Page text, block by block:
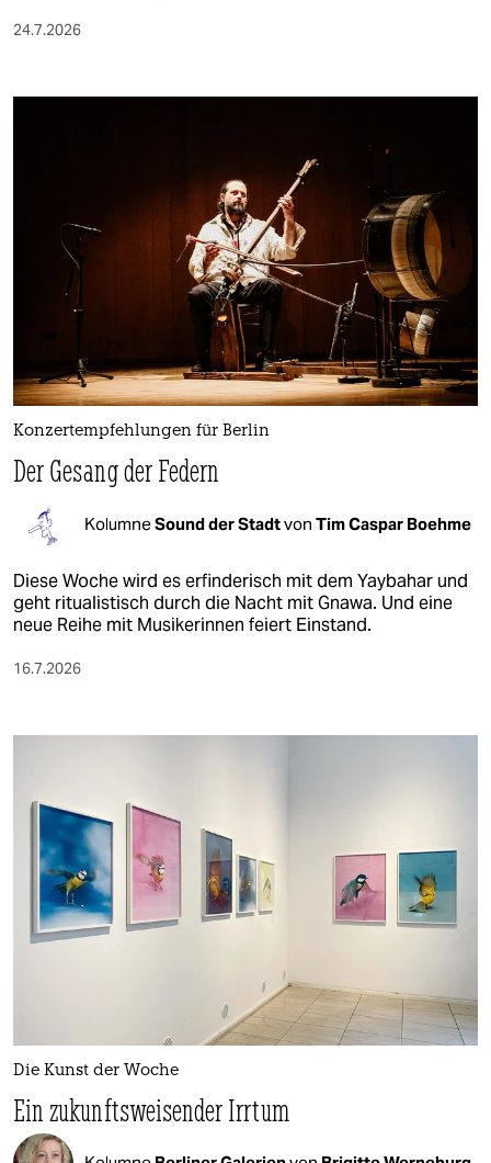
24.7.2026
Konzertempfehlungen für Berlin
Der Gesang der Federn
KolumneSound der Stadtvon Tim Caspar Boehme
Diese Woche wird es erfinderisch mit dem Yaybahar und
geht ritualistisch durch die Nacht mit Gnawa. Und eine
neue Reihe mit Musikerinnen feiert Einstand.
16.7.2026
Die Kunst der Woche
Ein zukunftsweisender Irrtum